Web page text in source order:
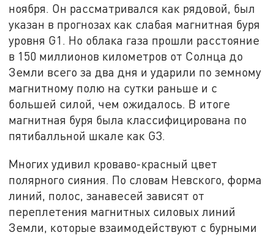
ноября. Он рассматривался как рядовой, был
указан в прогнозах как слабая магнитная буря
уровня G1. Но облака газа прошли расстояние
в 150 миллионов километров от Солнца до
Земли всего за два дня и ударили по земному
магнитному полю на сутки раньше и с
большей силой, чем ожидалось. В итоге
магнитная буря была классифицирована по
пятибалльной шкале как G3.
Многих удивил кроваво-красный цвет
полярного сияния. По словам Невского, форма
линий, полос, занавесей зависят от
переплетения магнитных силовых линий
Земли, которые взаимодействуют с бурными